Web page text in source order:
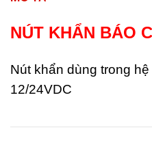
NÚT KHẨN BÁO
Nút khẩn dùng trong
12/24VDC